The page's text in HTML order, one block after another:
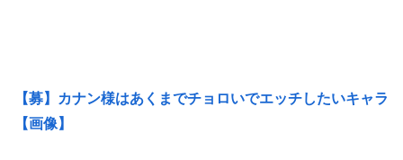
【募】カナン様はあくまでチョロいでエッチしたいキャラ
【画像】